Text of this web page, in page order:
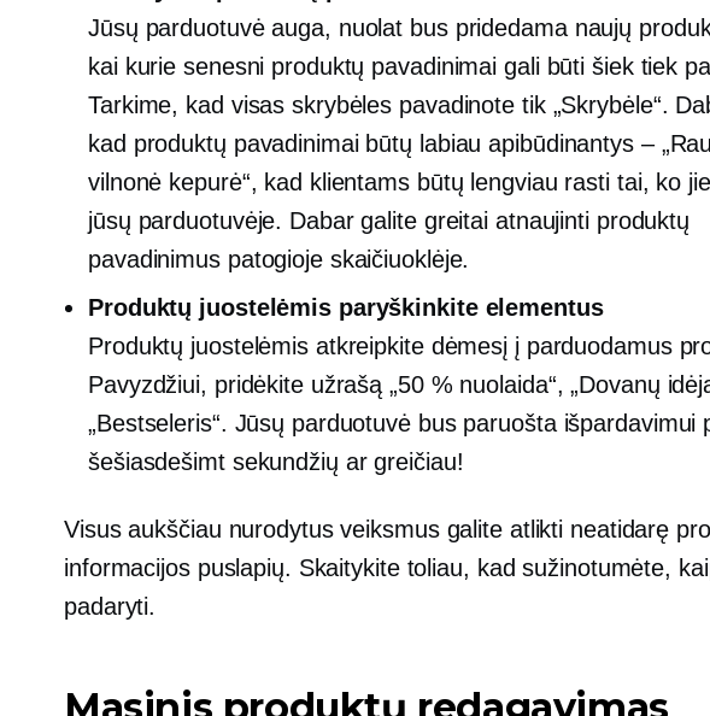
Jūsų parduotuvė auga, nuolat bus pridedama naujų
kai kurie senesni produktų pavadinimai gali būti šiek tiek
Tarkime, kad visas skrybėles pavadinote tik „Skrybėle“.
kad produktų pavadinimai būtų labiau apibūdinantys –
vilnonė kepurė“, kad klientams būtų lengviau rasti tai, ko
jūsų parduotuvėje. Dabar galite greitai atnaujinti produktų
pavadinimus patogioje skaičiuoklėje.
Produktų juostelėmis paryškinkite elementus
Produktų juostelėmis atkreipkite dėmesį į parduodamus
Pavyzdžiui, pridėkite užrašą „50 % nuolaida“, „Dovanų
„Bestseleris“. Jūsų parduotuvė bus paruošta išpardavimui
šešiasdešimt sekundžių ar greičiau!
Visus aukščiau nurodytus veiksmus galite atlikti neatidarę
informacijos puslapių. Skaitykite toliau, kad sužinotumėte,
padaryti.